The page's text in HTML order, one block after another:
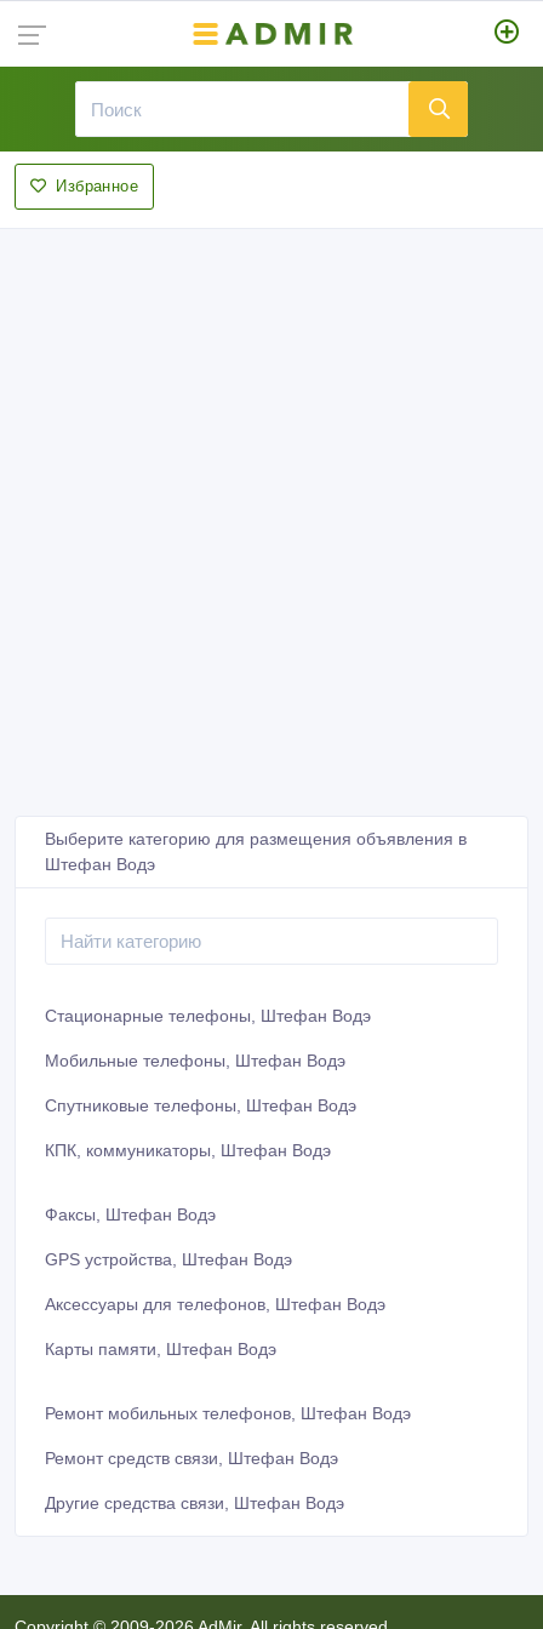
Избранное
Выберите категорию для размещения объявления в
Штефан Водэ
Стационарные телефоны, Штефан Водэ
Мобильные телефоны, Штефан Водэ
Спутниковые телефоны, Штефан Водэ
КПК, коммуникаторы, Штефан Водэ
Факсы, Штефан Водэ
GPS устройства, Штефан Водэ
Аксессуары для телефонов, Штефан Водэ
Карты памяти, Штефан Водэ
Ремонт мобильных телефонов, Штефан Водэ
Ремонт средств связи, Штефан Водэ
Другие средства связи, Штефан Водэ